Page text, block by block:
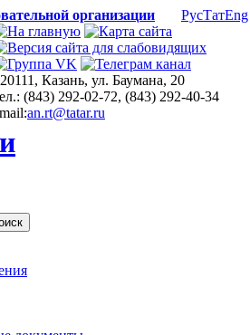
организации РусТатEng
Казань, ул. Баумана, 20
(843) 292-02-72, (843) 292-40-34
an.rt@tatar.ru